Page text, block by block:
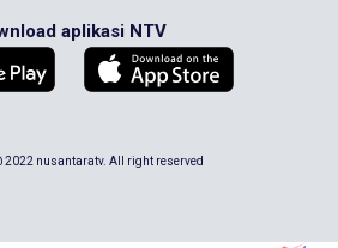
aplikasi NTV
2022 nusantaratv. All right reserved